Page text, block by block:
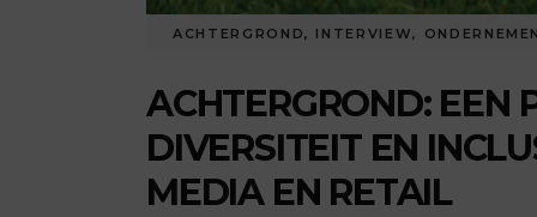
ACHTERGROND, INTERVIEW, ONDERNEMEN
ACHTERGROND: EEN
DIVERSITEIT EN
MEDIA EN RETAIL